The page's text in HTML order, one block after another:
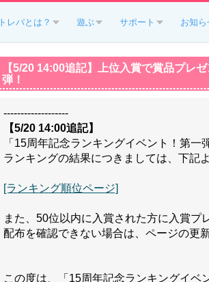
トレバとは？ 遊ぶ サポート お知ら
【5/20 14:00追記】上位入賞で賞品プレ
弾！
-------------------
【5/20 14:00追記】
「15周年記念ランキングイベント！第一
ランキングの結果につきましては、下記
[ランキング順位ページ]
また、50位以内に入賞された方に入賞プ
配布を確認できない場合は、ページの更
この度は、「15周年記念ランキングイベ